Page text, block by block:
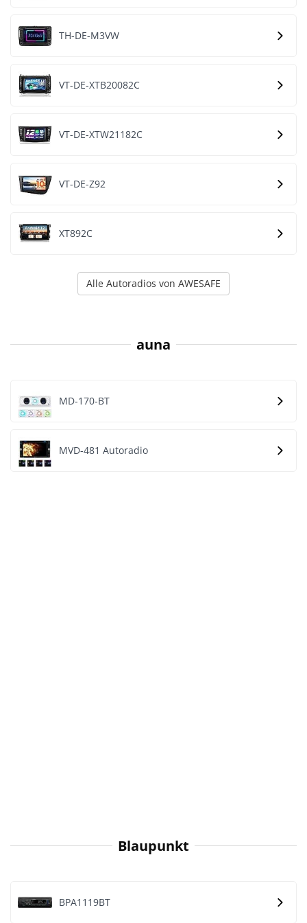
TH-DE-M3VW
VT-DE-XTB20082C
VT-DE-XTW21182C
VT-DE-Z92
XT892C
Alle Autoradios von AWESAFE
auna
MD-170-BT
MVD-481 Autoradio
Blaupunkt
BPA1119BT